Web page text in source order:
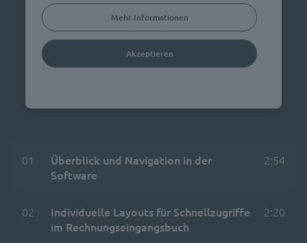
01
Überblick und Navigation in der
Software
2:54
02
Individuelle Layouts für Schnellzugriffe
im Rechnungseingangsbuch
2:20
Mehr Informationen
Akzeptieren